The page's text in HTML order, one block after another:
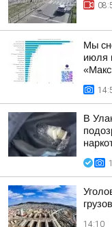
Мы
июля
В
14:10